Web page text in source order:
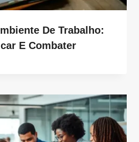
De Trabalho:
E Combater